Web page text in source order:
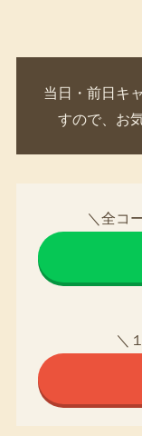
当日・前日キ
すので、お
＼全コ
＼